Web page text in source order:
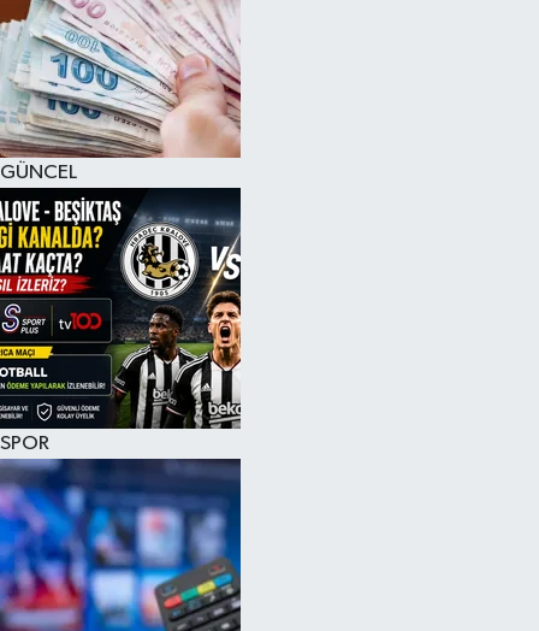
GÜNCEL
SPOR